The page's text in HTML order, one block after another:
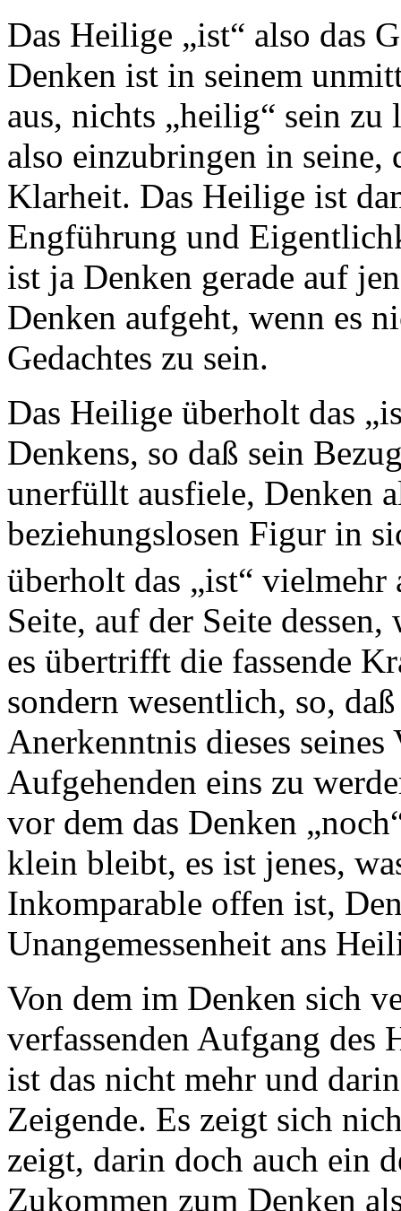
Das Heilige „ist“ also das
Denken ist in seinem
aus, nichts „heilig“ sein zu
also einzubringen in seine,
Klarheit. Das Heilige ist
Engführung und
ist ja Denken gerade auf
Denken aufgeht, wenn es
Gedachtes zu sein.
Das Heilige überholt das
Denkens, so daß sein
unerfüllt ausfiele, Denken
beziehungslosen Figur in
überholt das „ist“
Seite, auf der Seite
es übertrifft die fassende
sondern wesentlich, so,
Anerkenntnis dieses
Aufgehenden eins zu
vor dem das Denken
klein bleibt, es ist jenes,
Inkomparable offen ist,
Unangemessenheit ans
Von dem im Denken sich
verfassenden Aufgang des
ist das nicht mehr und
Zeigende. Es zeigt sich
zeigt, darin doch auch ein
Zukommen zum Denken